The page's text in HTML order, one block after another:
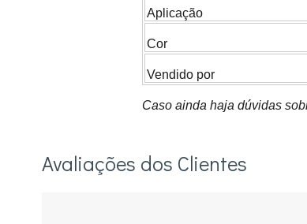
Aplicação
Cor
Vendido por
Caso ainda haja dúvidas
Avaliações dos Clientes